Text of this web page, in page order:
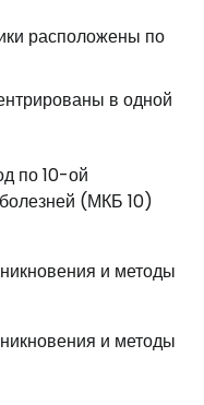
расположены по
в одной
по 10-ой
(МКБ 10)